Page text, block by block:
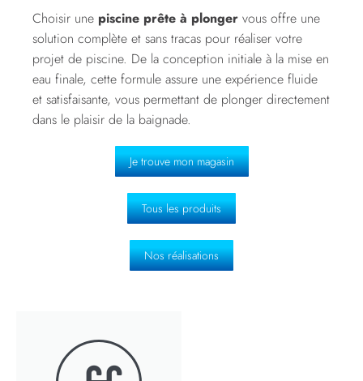
Choisir une piscine prête à plonger vous offre une
solution complète et sans tracas pour réaliser votre
projet de piscine. De la conception initiale à la mise en
eau finale, cette formule assure une expérience fluide
et satisfaisante, vous permettant de plonger directement
dans le plaisir de la baignade.
Je trouve mon magasin
Tous les produits
Nos réalisations